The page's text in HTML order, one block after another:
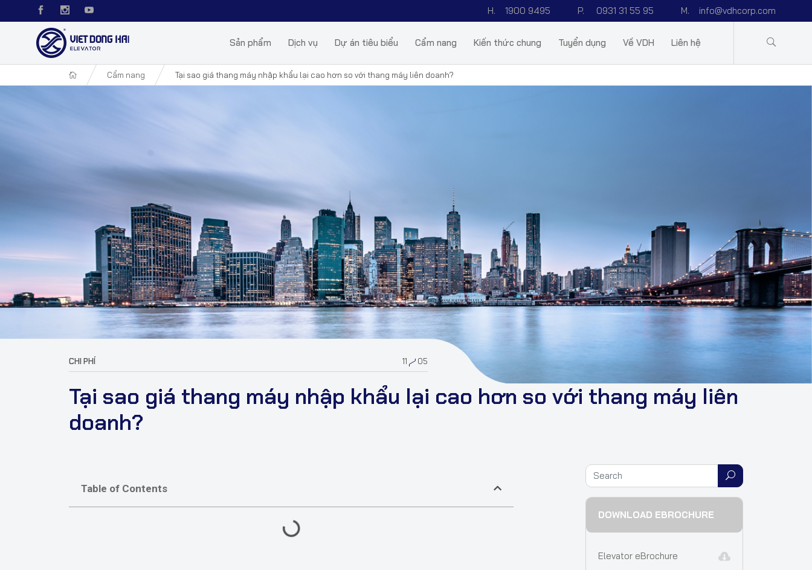
H. 1900 9495 P. 0931 31 55 95 M. info@vdhcorp.com
Sản phẩm Dịch vụ Dự án tiêu biểu Cẩm nang Kiến thức chung Tuyển dụng Về VDH Liên hệ
Cẩm nang Tại sao giá thang máy nhập khẩu lại cao hơn so với thang máy liên doanh?
CHI PHÍ 11 05
Tại sao giá thang máy nhập khẩu lại cao hơn so với thang máy liên
doanh?
Table of Contents
DOWNLOAD EBROCHURE
Elevator eBrochure